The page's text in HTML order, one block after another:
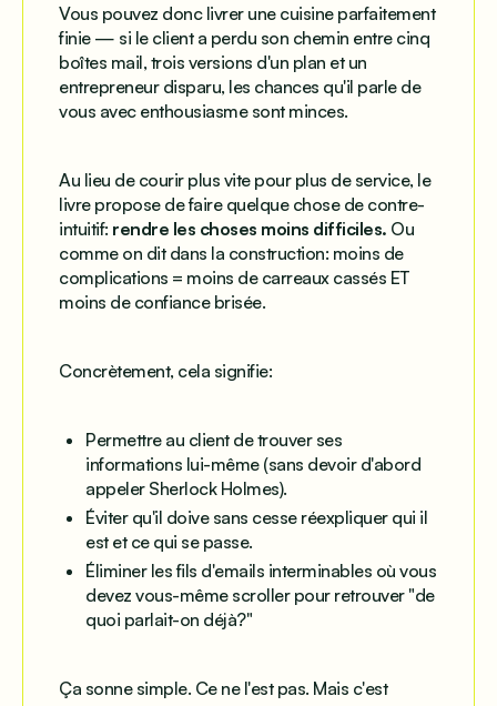
Vous pouvez donc livrer une cuisine parfaitement
finie — si le client a perdu son chemin entre cinq
boîtes mail, trois versions d'un plan et un
entrepreneur disparu, les chances qu'il parle de
vous avec enthousiasme sont minces.
Au lieu de courir plus vite pour plus de service, le
livre propose de faire quelque chose de contre-
intuitif: rendre les choses moins difficiles. Ou
comme on dit dans la construction: moins de
complications = moins de carreaux cassés ET
moins de confiance brisée.
Concrètement, cela signifie:
Permettre au client de trouver ses
informations lui-même(sans devoir d'abord
appeler Sherlock Holmes).
Éviter qu'il doive sans cesse réexpliquer qui il
est et ce qui se passe.
Éliminer les fils d'emails interminables où vous
devez vous-même scroller pour retrouver "de
quoi parlait-on déjà?"
Ça sonne simple. Ce ne l'est pas. Mais c'est